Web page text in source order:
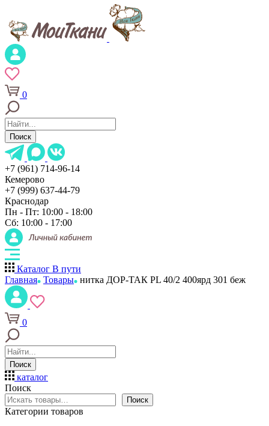
0
Поиск
+7 (961) 714-96-14
Кемерово
+7 (999) 637-44-79
Краснодар
Пн - Пт: 10:00 - 18:00
Сб: 10:00 - 17:00
Каталог В пути
Главная Товары нитка ДОР-ТАК PL 40/2 400ярд 301 беж
0
Поиск
каталог
Поиск
Поиск
Категории товаров